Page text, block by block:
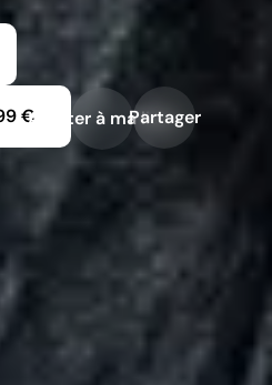
€Ajouter à ma liste
Partager